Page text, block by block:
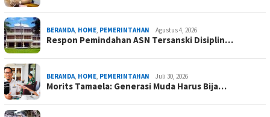
BERANDA, HOME, PEMERINTAHAN Agustus 4, 2026
Respon Pemindahan ASN Tersanski Disiplin…
BERANDA, HOME, PEMERINTAHAN Juli 30, 2026
Morits Tamaela: Generasi Muda Harus Bija…